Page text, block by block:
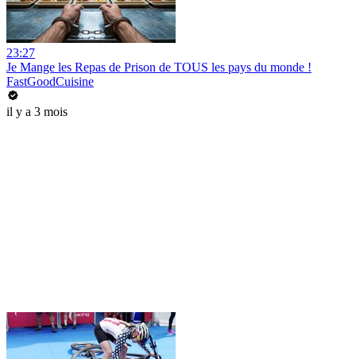
23:27
Je Mange les Repas de Prison de TOUS les pays du monde !
FastGoodCuisine
il y a 3 mois